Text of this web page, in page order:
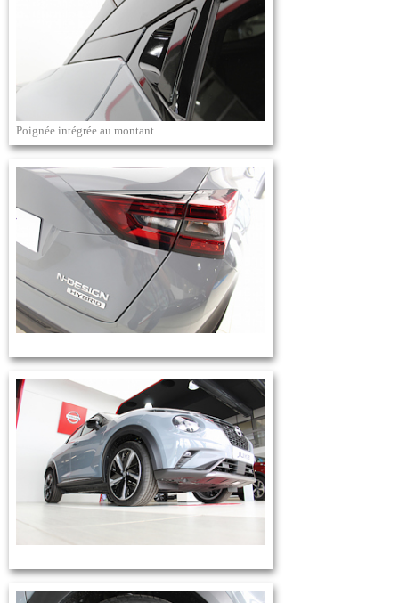
Poignée intégrée au montant